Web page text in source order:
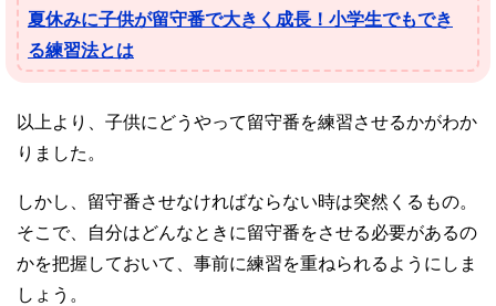
夏休みに子供が留守番で大きく成長！小学生でもでき
る練習法とは
以上より、子供にどうやって留守番を練習させるかがわか
りました。
しかし、留守番させなければならない時は突然くるもの。
そこで、自分はどんなときに留守番をさせる必要があるの
かを把握しておいて、事前に練習を重ねられるようにしま
しょう。